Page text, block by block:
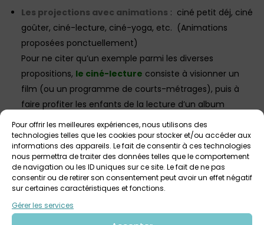
Pour offrir les meilleures expériences, nous utilisons des
technologies telles que les cookies pour stocker et/ou accéder aux
informations des appareils. Le fait de consentir à ces technologies
nous permettra de traiter des données telles que le comportement
de navigation ou les ID uniques sur ce site. Le fait de ne pas
consentir ou de retirer son consentement peut avoir un effet négatif
sur certaines caractéristiques et fonctions.
Gérer les services
Les projections avec animations : ciné petit déj, ciné
goûter, ciné-lecture, ciné-yoga, etc. (Animations
proposées ponctuellement)
Pour ne citer qu’un exemple parmi les diverses
propositions, le ciné-lecture consiste à visionner un
film (ou un programme de courts-métrages), puis à
faire profiter les enfants de la lecture d’un album
jeunesse. La lecture est assurée par la Médiathèque ou
les bénévoles de la maison de retraiteLes Amitiés
d’Armor,de quoi partager de jolis moments entre
générations mais aussi de quoi susciter l’intérêt des
enfants envers la lecture et le Cinéma de qualité !
Les projections jeune public « classiques » :